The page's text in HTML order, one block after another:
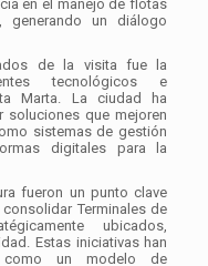
en el manejo de flotas
un diálogo
de la visita fue la
tecnológicos e
Marta. La ciudad ha
soluciones que mejoren
sistemas de gestión
digitales para la
fueron un punto clave
Terminales de
ubicados,
Estas iniciativas han
como un modelo de